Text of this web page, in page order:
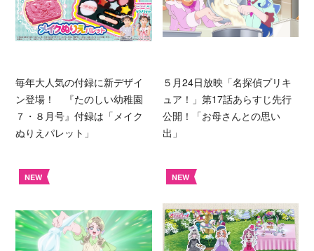
毎年大人気の付録に新デザイ
ン登場！ 『たのしい幼稚園
７・８月号』付録は「メイク
ぬりえパレット」
５月24日放映「名探偵プリキ
ュア！」第17話あらすじ先行
公開！「お母さんとの思い
出」
NEW NEW